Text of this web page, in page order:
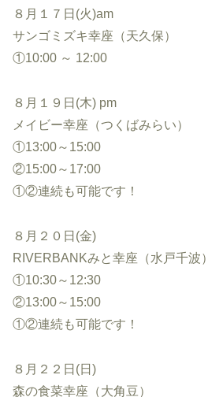
８月１７日(火)am
サンゴミズキ幸座（天久保）
①10:00 ～ 12:00
８月１９日(木) pm
メイビー幸座（つくばみらい）
①13:00～15:00
②15:00～17:00
①②連続も可能です！
８月２０日(金)
RIVERBANKみと幸座（水戸千波）
①10:30～12:30
②13:00～15:00
①②連続も可能です！
８月２２日(日)
森の食菜幸座（大角豆）